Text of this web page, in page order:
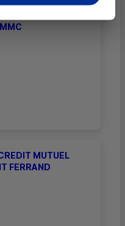
MUTUEL
FERRAND